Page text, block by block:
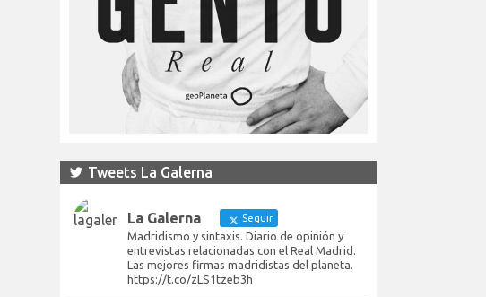
Tweets La Galerna
La Galerna Seguir
Madridismo y sintaxis. Diario de opinión y
entrevistas relacionadas con el Real Madrid.
Las mejores firmas madridistas del planeta.
https://t.co/zLS1tzeb3h